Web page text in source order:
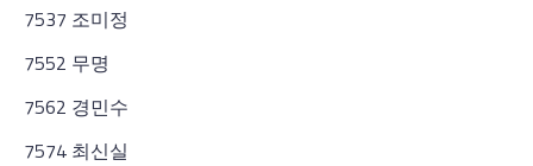
7537 조미정
7552 무명
7562 경민수
7574 최신실